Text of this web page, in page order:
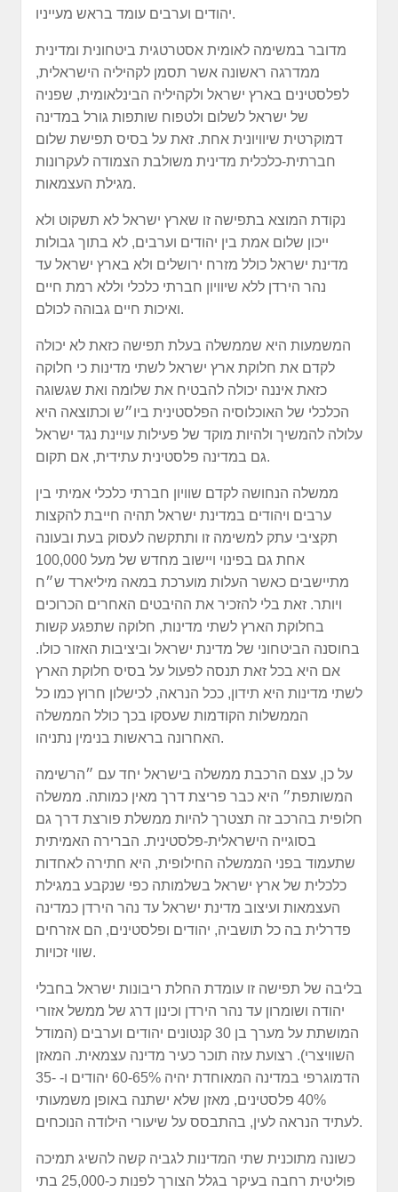
יהודים וערבים עומד בראש מעייניו.
מדובר במשימה לאומית אסטרטגית ביטחונית ומדינית
ממדרגה ראשונה אשר תסמן לקהיליה הישראלית,
לפלסטינים בארץ ישראל ולקהיליה הבינלאומית, שפניה
של ישראל לשלום ולטפוח שותפות גורל במדינה
דמוקרטית שיוויונית אחת. זאת על בסיס תפישת שלום
חברתית-כלכלית מדינית משולבת הצמודה לעקרונות
מגילת העצמאות.
נקודת המוצא בתפישה זו שארץ ישראל לא תשקוט ולא
ייכון שלום אמת בין יהודים וערבים, לא בתוך גבולות
מדינת ישראל כולל מזרח ירושלים ולא בארץ ישראל עד
נהר הירדן ללא שיוויון חברתי כלכלי וללא רמת חיים
ואיכות חיים גבוהה לכולם.
המשמעות היא שממשלה בעלת תפישה כזאת לא יכולה
לקדם את חלוקת ארץ ישראל לשתי מדינות כי חלוקה
כזאת איננה יכולה להבטיח את שלומה ואת שגשוגה
הכלכלי של האוכלוסיה הפלסטינית ביו״ש וכתוצאה היא
עלולה להמשיך ולהיות מוקד של פעילות עויינת נגד ישראל
גם במדינה פלסטינית עתידית, אם תקום.
ממשלה הנחושה לקדם שוויון חברתי כלכלי אמיתי בין
ערבים ויהודים במדינת ישראל תהיה חייבת להקצות
תקציבי עתק למשימה זו ותתקשה לעסוק בעת ובעונה
אחת גם בפינוי ויישוב מחדש של מעל 100,000
מתיישבים כאשר העלות מוערכת במאה מיליארד ש״ח
ויותר. זאת בלי להזכיר את ההיבטים האחרים הכרוכים
בחלוקת הארץ לשתי מדינות, חלוקה שתפגע קשות
בחוסנה הביטחוני של מדינת ישראל וביציבות האזור כולו.
אם היא בכל זאת תנסה לפעול על בסיס חלוקת הארץ
לשתי מדינות היא תידון, ככל הנראה, לכישלון חרוץ כמו כל
הממשלות הקודמות שעסקו בכך כולל הממשלה
האחרונה בראשות בנימין נתניהו.
על כן, עצם הרכבת ממשלה בישראל יחד עם ״הרשימה
המשותפת״ היא כבר פריצת דרך מאין כמותה. ממשלה
חלופית בהרכב זה תצטרך להיות ממשלת פורצת דרך גם
בסוגייה הישראלית-פלסטינית. הברירה האמיתית
שתעמוד בפני הממשלה החילופית, היא חתירה לאחדות
כלכלית של ארץ ישראל בשלמותה כפי שנקבע במגילת
העצמאות ועיצוב מדינת ישראל עד נהר הירדן כמדינה
פדרלית בה כל תושביה, יהודים ופלסטינים, הם אזרחים
שווי זכויות.
בליבה של תפישה זו עומדת החלת ריבונות ישראל בחבלי
יהודה ושומרון עד נהר הירדן וכינון דרג של ממשל אזורי
המושתת על מערך בן 30 קנטונים יהודים וערבים (המודל
השוויצרי). רצועת עזה תוכר כעיר מדינה עצמאית. המאזן
הדמוגרפי במדינה המאוחדת יהיה 60-65% יהודים ו- 35-
40% פלסטינים, מאזן שלא ישתנה באופן משמעותי
לעתיד הנראה לעין, בהתבסס על שיעורי הילודה הנוכחים.
כשונה מתוכנית שתי המדינות לגביה קשה להשיג תמיכה
פוליטית רחבה בעיקר בגלל הצורך לפנות כ-25,000 בתי